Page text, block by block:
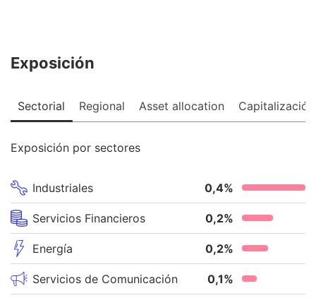
Exposición
Sectorial Regional Asset allocation Capitalización
Exposición por sectores
Industriales 0,4%
Servicios Financieros 0,2%
Energía 0,2%
Servicios de Comunicación 0,1%